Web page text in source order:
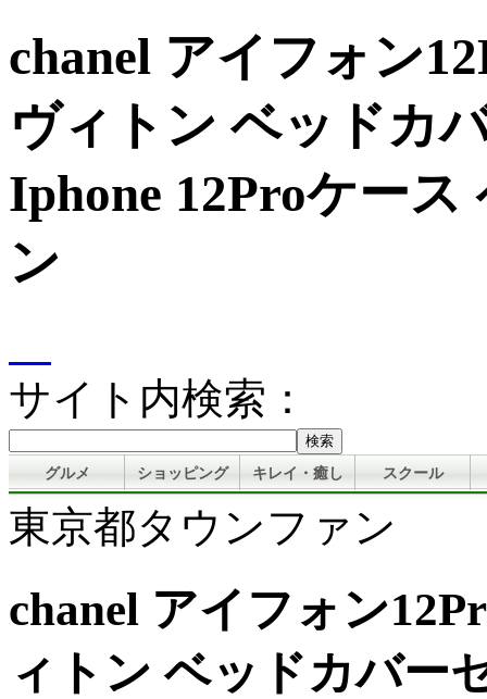
chanel アイフォン
ヴィトン ベッドカ
Iphone 12Proケー
ン
サイト内検索：
グルメ ショッピング キレイ・癒し スクール
東京都タウンファン
chanel アイフォン
ィトン ベッドカバー